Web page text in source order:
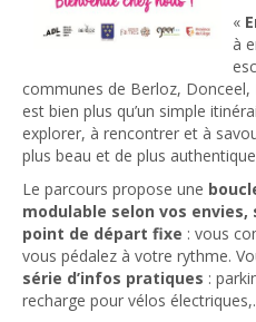
«
à
communes de Berloz, Donceel,
est bien plus qu’un simple
explorer, à rencontrer et à
plus beau et de plus
Le parcours propose une
modulable selon vos
point de départ fixe : vous
vous pédalez à votre rythme.
série d’infos pratiques :
recharge pour vélos